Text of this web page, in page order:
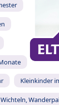
Kleinkinder
Wichteln,